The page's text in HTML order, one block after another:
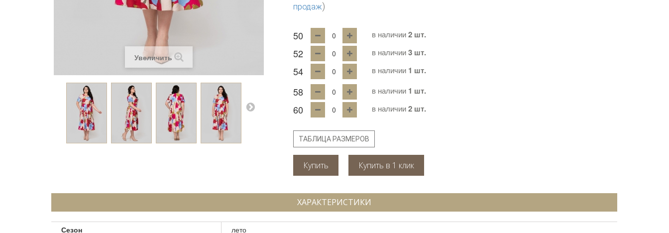
Увеличить
продаж)
50 в наличии 2 шт.
52 в наличии 3 шт.
54 в наличии 1 шт.
58 в наличии 1 шт.
60 в наличии 2 шт.
ТАБЛИЦА РАЗМЕРОВ
Купить
ХАРАКТЕРИСТИКИ
Сезон
лето